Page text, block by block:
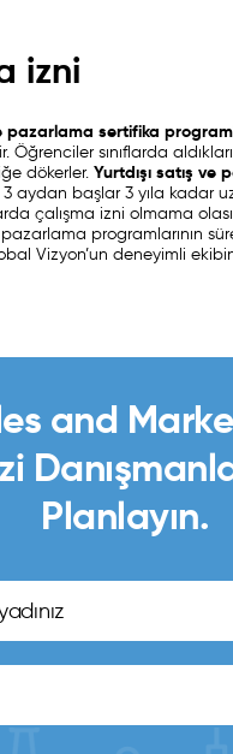
izni
pazarlama sertifika
Öğrenciler sınıflarda
dökerler. Yurtdışı satış ve
3 aydan başlar 3 yıla kadar
çalışma izni olmama
pazarlama programlarının
Vizyon’un deneyimli
and
Planlayın.